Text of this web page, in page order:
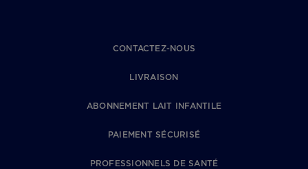
CONTACTEZ-NOUS
LIVRAISON
ABONNEMENT LAIT INFANTILE
PAIEMENT SÉCURISÉ
PROFESSIONNELS DE SANTÉ